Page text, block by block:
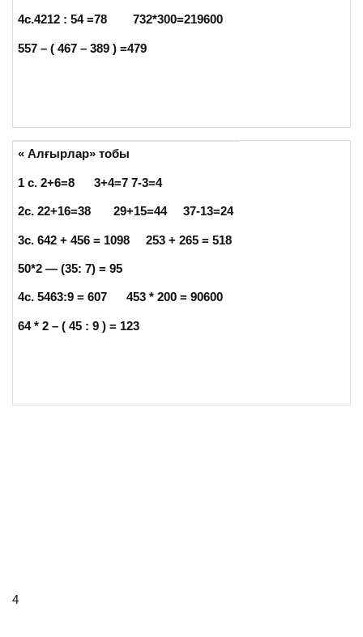
4с.4212 : 54 =78 732*300=219600
557 – ( 467 – 389 ) =479
« Алғырлар» тобы
1 с. 2+6=8 3+4=7 7-3=4
2с. 22+16=38 29+15=44 37-13=24
3с. 642 + 456 = 1098 253 + 265 = 518
50*2 — (35: 7) = 95
4с. 5463:9= 607 453 * 200 = 90600
64 * 2 – ( 45 : 9 ) = 123
4